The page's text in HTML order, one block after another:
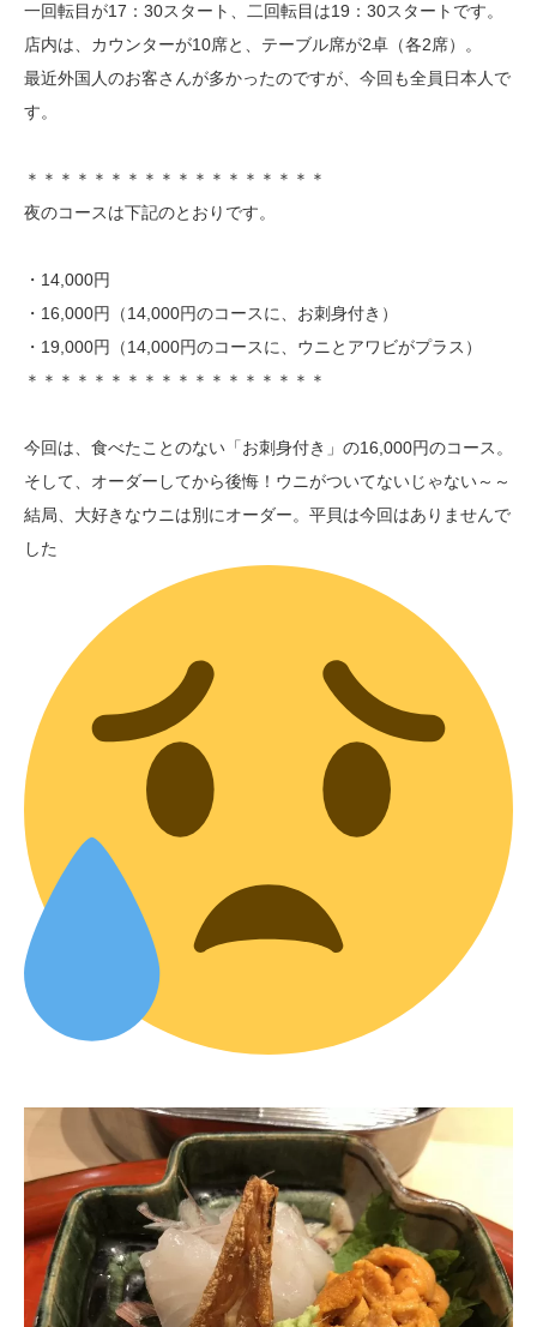
一回転目が17：30スタート、二回転目は19：30スタートです。
店内は、カウンターが10席と、テーブル席が2卓（各2席）。
最近外国人のお客さんが多かったのですが、今回も全員日本人で
す。
＊＊＊＊＊＊＊＊＊＊＊＊＊＊＊＊＊＊
夜のコースは下記のとおりです。
・14,000円
・16,000円（14,000円のコースに、お刺身付き）
・19,000円（14,000円のコースに、ウニとアワビがプラス）
＊＊＊＊＊＊＊＊＊＊＊＊＊＊＊＊＊＊
今回は、食べたことのない「お刺身付き」の16,000円のコース。
そして、オーダーしてから後悔！ウニがついてないじゃない～～
結局、大好きなウニは別にオーダー。平貝は今回はありませんで
した